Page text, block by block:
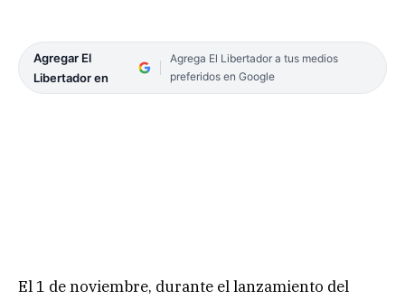
Agregar El
Libertador en
Agrega El Libertador a tus medios
preferidos en Google
El 1 de noviembre, durante el lanzamiento del